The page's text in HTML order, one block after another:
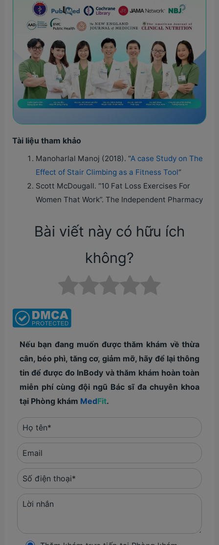
Tài liệu tham khảo
Manoharlal Manoj (2018). “A case Study on The
Effect of Stair Climbing as a Fitness Tool“
Scott McDougall. “10 Fat Loss Exercises For
Women That Work”. The Independent Pharmacy
Bài viết này có hữu ích
không?
Nếu bạn đang muốn được thăm khám về thừa
cân, béo phì, tăng cơ, giảm mỡ, hãy để lại thông
tin để được đo InBody và thăm khám hoàn toàn
miễn phí cùng đội ngũ Bác sĩ đa chuyên khoa
tại Phòng khám MedFit.